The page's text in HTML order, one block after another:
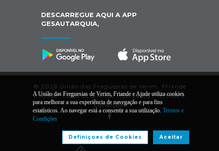
DESCARREGUE AQUI A APP
GESAUTARQUIA,
© 2026 União das Freguesias de Verim, Friande
e Ajude. Todos os direitos reservados |Termos e
Condições
Desenvolvido por:
A União das Freguesias de Verim, Friande e Ajude utiliza cookies
para melhorar a sua experiência de navegação e para fins
estatísticos. Ao navegar está a consentir a sua utilização. Termos e
Condições
Aceitar
Definiçoes de Cookies